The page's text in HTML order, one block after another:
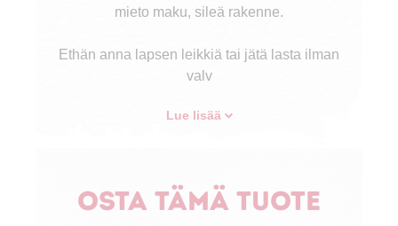
mieto maku, sileä rakenne.
Ethän anna lapsen leikkiä tai jätä lasta ilman
valv
Lue lisää
Osta tämä tuote